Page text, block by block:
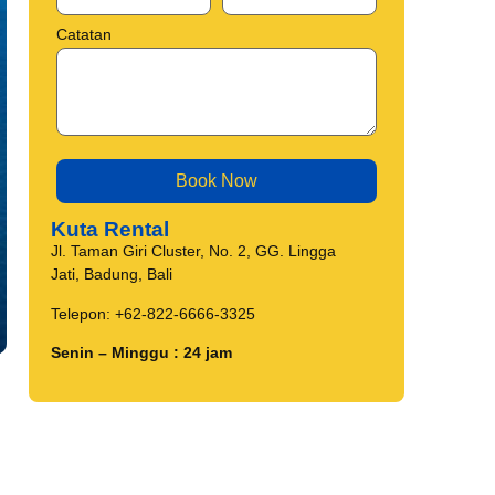
Catatan
Kuta Rental
Jl. Taman Giri Cluster, No. 2, GG. Lingga
Jati, Badung, Bali
Telepon: +62-822-6666-3325
Senin – Minggu : 24 jam